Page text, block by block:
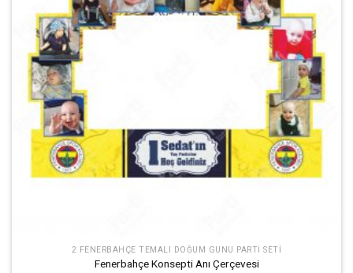
2 FENERBAHÇE TEMALI DOĞUM GÜNÜ PARTI SETI
Fenerbahçe Konsepti Anı Çerçevesi